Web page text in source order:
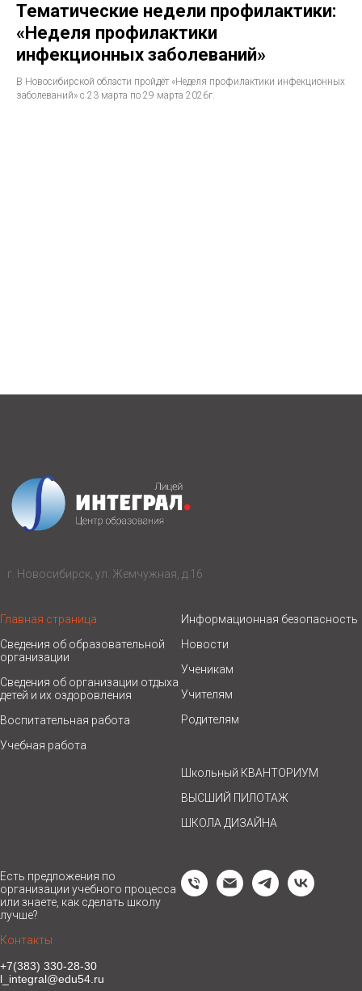
Тематические недели профилактики:
«Неделя профилактики
инфекционных заболеваний»
В Новосибирской области пройдёт «Неделя профилактики инфекционных
заболеваний» с 23 марта по 29 марта 2026г.
г. Новосибирск, ул. Жемчужная, д.16
Главная страница
Сведения об образовательной
организации
Сведения об организации отдыха
детей и их оздоровления
Воспитательная работа
Учебная работа
Информационная безопасность
Новости
Ученикам
Учителям
Родителям
Школьный КВАНТОРИУМ
ВЫСШИЙ ПИЛОТАЖ
ШКОЛА ДИЗАЙНА
Есть предложения по
организации учебного процесса
или знаете, как сделать школу
лучше?
Контакты
+7(383) 330-28-30
l_integral@edu54.ru